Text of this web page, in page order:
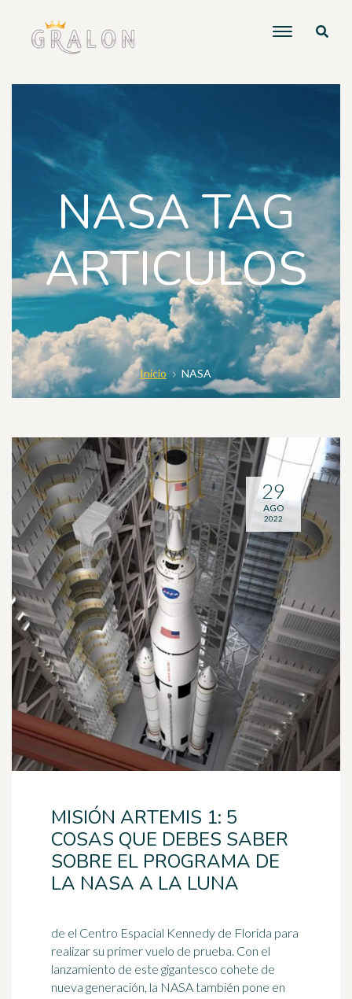
NASA TAG
ARTICULOS
Inicio NASA
MISIÓN ARTEMIS 1: 5
COSAS QUE DEBES SABER
SOBRE EL PROGRAMA DE
LA NASA A LA LUNA
de el Centro Espacial Kennedy de Florida para
realizar su primer vuelo de prueba. Con el
lanzamiento de este gigantesco cohete de
nueva generación, la NASAtambién pone en
29
AGO
2022